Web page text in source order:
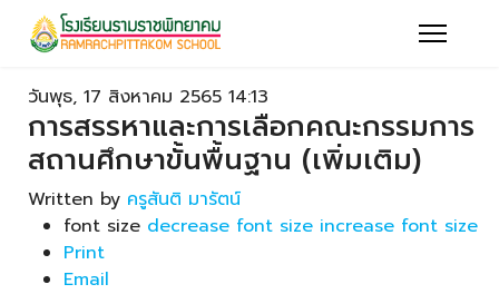
วันพุธ, 17 สิงหาคม 2565 14:13
การสรรหาและการเลือกคณะกรรมการ
สถานศึกษาขั้นพื้นฐาน (เพิ่มเติม)
Written by ครูสันติ มารัตน์
font size decrease font size increase font size
Print
Email